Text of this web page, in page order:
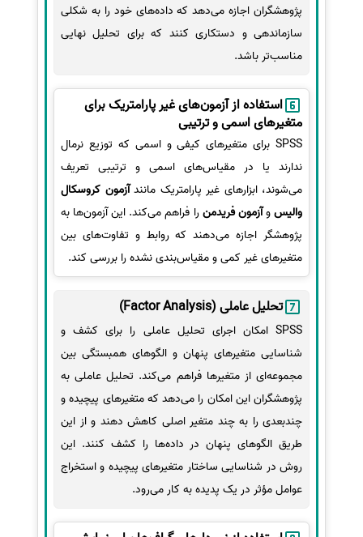
پژوهشگران اجازه می‌دهد که داده‌های خود را به شکلی
سازماندهی و دستکاری کنند که برای تحلیل نهایی
مناسب‌تر باشد.
استفاده از آزمون‌های غیر پارامتریک برای
متغیرهای اسمی و ترتیبی
SPSS برای متغیرهای کیفی و اسمی که توزیع نرمال
ندارند یا در مقیاس‌های اسمی و ترتیبی تعریف
می‌شوند، ابزارهای غیر پارامتریک مانندآزمون کروسکال
والیسوآزمون فریدمنرا فراهم می‌کند. این آزمون‌ها به
پژوهشگر اجازه می‌دهند که روابط و تفاوت‌های بین
متغیرهای غیر کمی و مقیاس‌بندی نشده را بررسی کند.
تحلیل عاملی (Factor Analysis)
SPSS امکان اجرای تحلیل عاملی را برای کشف و
شناسایی متغیرهای پنهان و الگوهای همبستگی بین
مجموعه‌ای از متغیرها فراهم می‌کند. تحلیل عاملی به
پژوهشگران این امکان را می‌دهد که متغیرهای پیچیده و
چندبعدی را به چند متغیر اصلی کاهش دهند و از این
طریق الگوهای پنهان در داده‌ها را کشف کنند. این
روش در شناسایی ساختار متغیرهای پیچیده و استخراج
عوامل مؤثر در یک پدیده به کار می‌رود.